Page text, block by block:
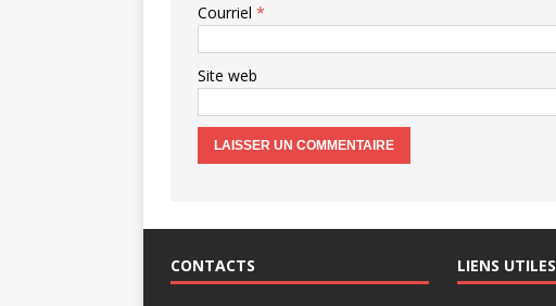
Courriel *
Site web
CONTACTS LIENS UTILES